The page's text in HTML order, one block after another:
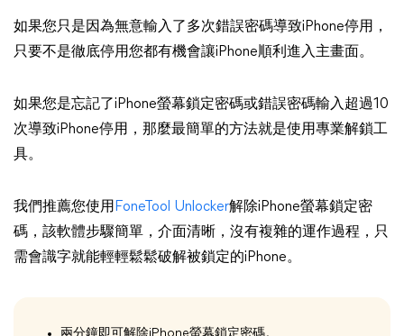
如果您只是因為無意輸入了多次錯誤密碼導致iPhone停用，
只要不是徹底停用您都有機會讓iPhone順利進入主畫面。
如果您是忘記了iPhone螢幕鎖定密碼或錯誤密碼輸入超過10
次導致iPhone停用，那麼最簡單的方法就是使用專業解鎖工
具。
我們推薦您使用 FoneTool Unlocker解除iPhone螢幕鎖定密
碼，該軟體步驟簡單，介面清晰，沒有複雜的運作過程，只
需會識字就能輕輕鬆鬆破解被鎖定的iPhone。